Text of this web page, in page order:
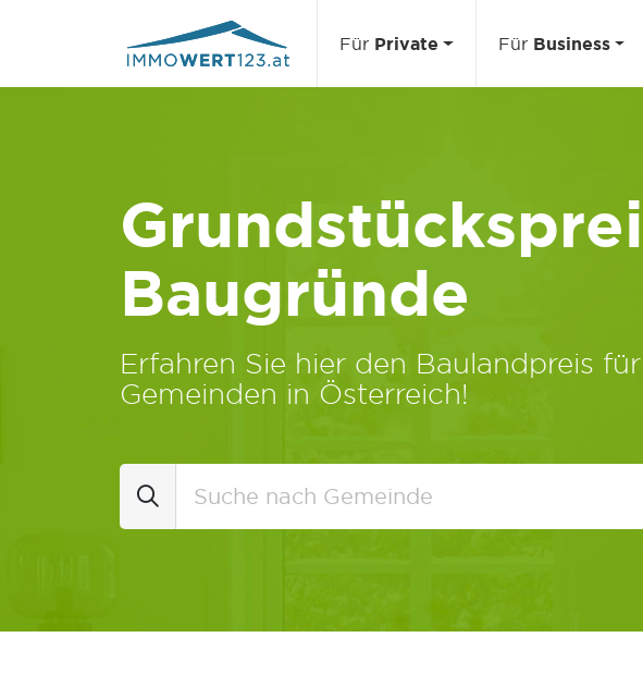
Für Private Für Business
Baugründe
Erfahren Sie hier den Baulandpreis
Gemeinden in Österreich!